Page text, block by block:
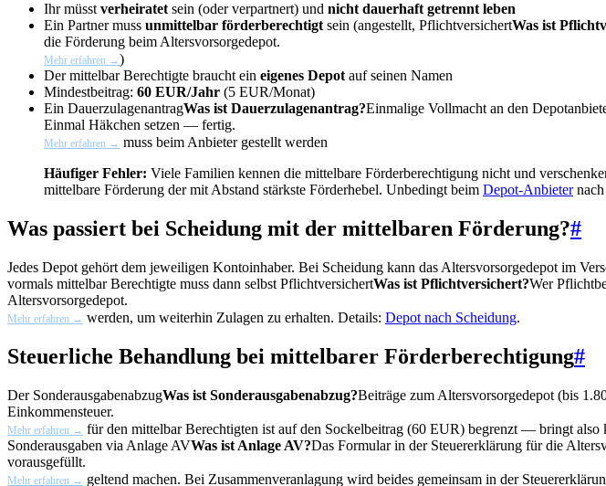
Ihr müsstverheiratetsein (oder verpartnert) und nicht dauerhaft getrennt leben
Ein Partner muss unmittelbar förderberechtigtsein (angestellt, PflichtversichertWas ist
die Förderung beim Altersvorsorgedepot.
Mehr erfahren →)
Der mittelbar Berechtigte braucht ein eigenes Depotauf seinen Namen
Mindestbeitrag: 60 EUR/Jahr (5 EUR/Monat)
Ein DauerzulagenantragWas ist Dauerzulagenantrag?Einmalige Vollmacht an den
Einmal Häkchen setzen — fertig.
Mehr erfahren → muss beim Anbieter gestellt werden
Häufiger Fehler: Viele Familien kennen die mittelbare Förderberechtigung nicht und
mittelbare Förderung der mit Abstand stärkste Förderhebel. Unbedingt beim Depot-Anbieternach
Was passiert bei Scheidung mit der mittelbaren Förderung?#
Jedes Depot gehört dem jeweiligen Kontoinhaber. Bei Scheidung kann das Altersvorsorgedepot im
vormals mittelbar Berechtigte muss dann selbst PflichtversichertWas ist Pflichtversichert?Wer
Altersvorsorgedepot.
Mehr erfahren → werden, um weiterhin Zulagen zu erhalten. Details: Depot nach Scheidung.
Steuerliche Behandlung bei mittelbarer Förderberechtigung#
Der SonderausgabenabzugWas ist Sonderausgabenabzug?Beiträge zum Altersvorsorgedepot (bis
Einkommensteuer.
Mehr erfahren → für den mittelbar Berechtigten ist auf den Sockelbeitrag (60 EUR) begrenzt — bringt
Sonderausgaben via Anlage AVWas ist Anlage AV?Das Formular in der Steuererklärung für die
vorausgefüllt.
Mehr erfahren → geltend machen. Bei Zusammenveranlagung wird beides gemeinsam in der